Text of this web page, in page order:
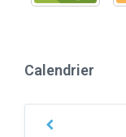
Calendrier
Previous